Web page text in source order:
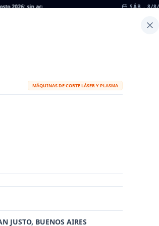
sin acuerdo, siguen vigentes los valores de abril •
SÁB., 8/
FABRICANTES
MÁQUINAS DE CORTE LÁSER Y PLASMA
JUSTO, BUENOS AIRES